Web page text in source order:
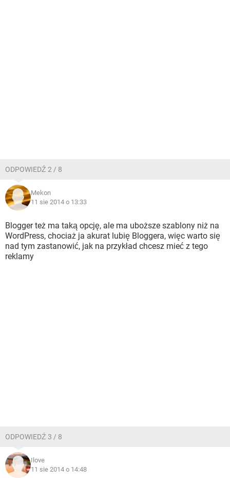
ODPOWIEDŹ 2 / 8
Mekon
11 sie 2014 o 13:33
Blogger też ma taką opcję, ale ma uboższe szablony niż na
WordPress, chociaż ja akurat lubię Bloggera, więc warto się
nad tym zastanowić, jak na przykład chcesz mieć z tego
reklamy
ODPOWIEDŹ 3 / 8
Ilove
11 sie 2014 o 14:48